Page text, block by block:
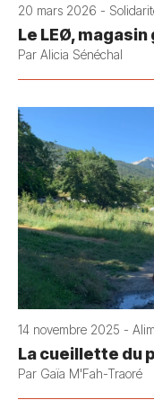
20 mars 2026 -
Le LEØ,
Par Alicia Sénéchal
14 novembre 2025 -
La cueillette du
Par Gaïa M'Fah-Traoré